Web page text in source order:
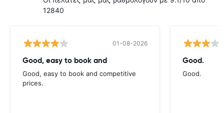
12840
01-08-2026
Good, easy to book and
Good, easy to book and competitive
prices.
Good.
Good.